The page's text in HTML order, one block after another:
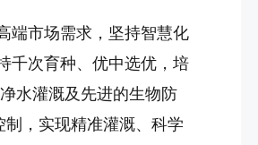
端市场需求，坚持智慧化
千次育种、优中选优，培
水灌溉及先进的生物防
制，实现精准灌溉、科学